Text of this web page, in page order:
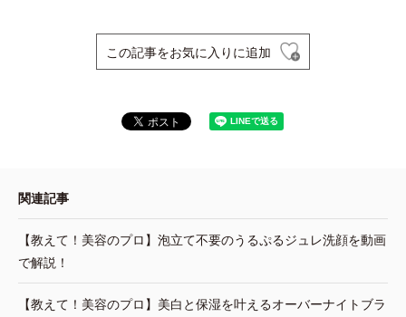
この記事をお気に入りに追加
関連記事
【教えて！美容のプロ】泡立て不要のうるぷるジュレ洗顔を動画
で解説！
【教えて！美容のプロ】美白と保湿を叶えるオーバーナイトブラ